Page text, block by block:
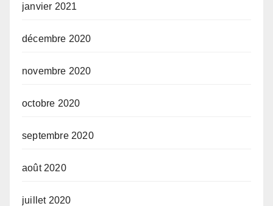
janvier 2021
décembre 2020
novembre 2020
octobre 2020
septembre 2020
août 2020
juillet 2020